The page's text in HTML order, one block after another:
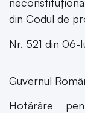
din Codul de
Nr. 521 din 06-
Guvernul
Hotărâre